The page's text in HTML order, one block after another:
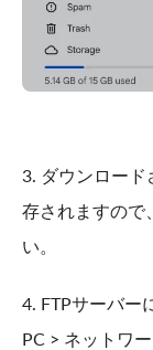
3. ダウンロード
存されますので
い。
4. FTPサーバー
PC > ネットワ